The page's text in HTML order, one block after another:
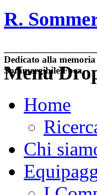
R.
Dedicato alla
Sommergibile Foca
Menu
Home
Chi